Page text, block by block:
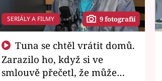
SERIÁLY A FILMY 9 fotografií
Zarazilo ho, když si ve
smlouvě přečetl, že může